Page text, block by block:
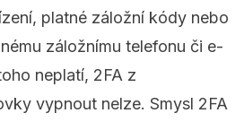
platné záložní kódy nebo
záložnímu telefonu či e-
neplatí, 2FA z
vypnout nelze. Smysl 2FA